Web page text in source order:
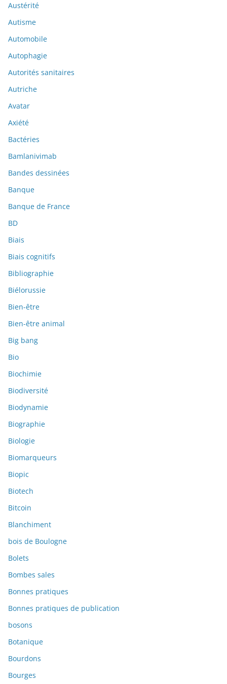
Austérité
Autisme
Automobile
Autophagie
Autorités sanitaires
Autriche
Avatar
Axiété
Bactéries
Bamlanivimab
Bandes dessinées
Banque
Banque de France
BD
Biais
Biais cognitifs
Bibliographie
Biélorussie
Bien-être
Bien-être animal
Big bang
Bio
Biochimie
Biodiversité
Biodynamie
Biographie
Biologie
Biomarqueurs
Biopic
Biotech
Bitcoin
Blanchiment
bois de Boulogne
Bolets
Bombes sales
Bonnes pratiques
Bonnes pratiques de publication
bosons
Botanique
Bourdons
Bourges